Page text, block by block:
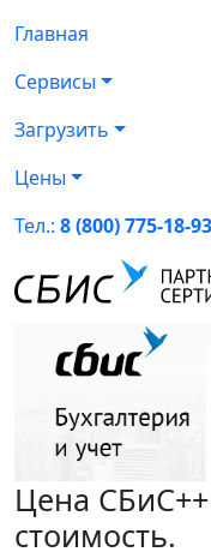
Главная
Сервисы
Загрузить
Цены
Тел.: 8 (800) 775-18-93
Цена
стоимость.